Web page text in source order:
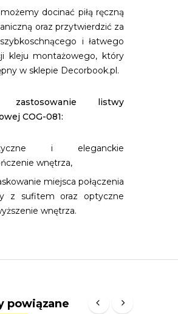
docinać piłą ręczną
oraz przytwierdzić za
i łatwego
kleju montażowego, który
w sklepie Decorbook.pl.
zastosowanie listwy
COG-081:
i eleganckie
wnętrza,
miejsca połączenia
z sufitem oraz optyczne
wnętrza.
powiązane